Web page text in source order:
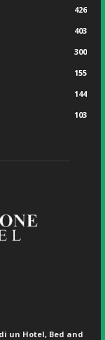
426
403
300
155
144
103
un Hotel, Bed and